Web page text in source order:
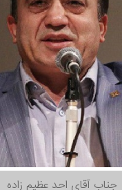
جناب آقای احد عظیم زاده